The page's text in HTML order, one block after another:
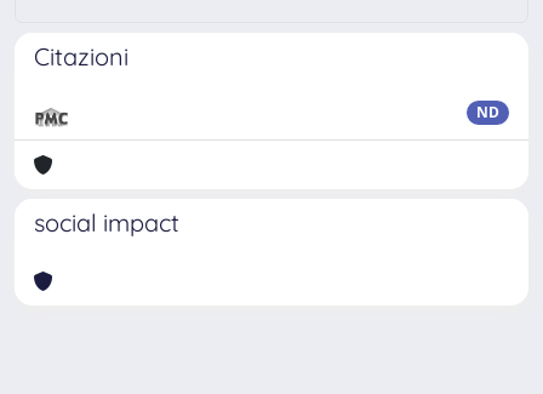
Citazioni
ND
social impact